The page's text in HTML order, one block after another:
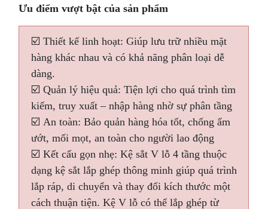
Ưu điểm vượt bật của sản phẩm
☑️ Thiết kế linh hoạt: Giúp lưu trữ nhiều mặt
hàng khác nhau và có khả năng phân loại dễ
dàng.
☑️ Quản lý hiệu quả: Tiện lợi cho quá trình tìm
kiếm, truy xuất – nhập hàng nhờ sự phân tầng
☑️ An toàn: Bảo quản hàng hóa tốt, chống ẩm
ướt, mối mọt, an toàn cho người lao động
☑️ Kết cấu gọn nhẹ: Kệ sắt V lỗ 4 tầng thuộc
dạng kệ sắt lắp ghép thông minh giúp quá trình
lắp ráp, di chuyển và thay đổi kích thước một
cách thuận tiện. Kệ V lỗ có thể lắp ghép từ